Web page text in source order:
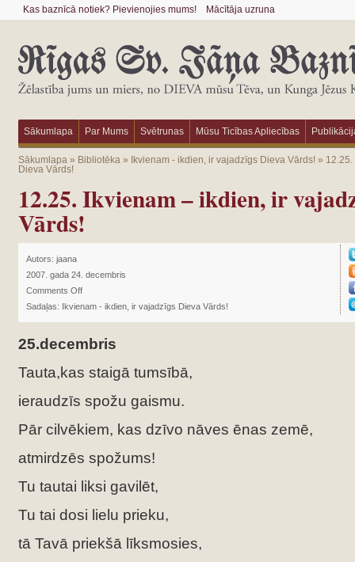
Kas baznīcā notiek? Pievienojies mums! Mācītāja uzruna
Sākumlapa Par Mums Svētrunas Mūsu Ticības Apliecības
Sākumlapa» Bibliotēka» Ikvienam - ikdien, ir vajadzīgs Dieva Vārds!»
Dieva Vārds!
12.25. Ikvienam – ikdien, ir
Vārds!
Autors: jaana
2007. gada 24. decembris
Comments Off
Sadaļas: Ikvienam - ikdien, ir vajadzīgs Dieva Vārds!
25.decembris
Tauta,kas staigā tumsībā,
ieraudzīs spožu gaismu.
Pār cilvēkiem, kas dzīvo nāves ēnas zemē,
atmirdzēs spožums!
Tu tautai liksi gavilēt,
Tu tai dosi lielu prieku,
tā Tavā priekšā līksmosies,